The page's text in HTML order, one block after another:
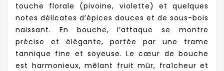
touche florale (pivoine, violette) et quelques
notes délicates d’épices douces et de sous-bois
naissant. En bouche, l’attaque se montre
précise et élégante, portée par une trame
tannique fine et soyeuse. Le cœur de bouche
est harmonieux, mêlant fruit mûr, fraîcheur et